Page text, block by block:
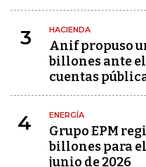
3 HACIENDA
Anif propuso
billones ante
cuentas
4 ENERGÍA
Grupo EPM
billones para
junio de 2026